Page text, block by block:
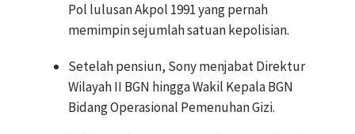
Pol lulusan Akpol 1991 yang pernah
memimpin sejumlah satuan kepolisian.
Setelah pensiun, Sony menjabat Direktur
Wilayah II BGN hingga Wakil Kepala BGN
Bidang Operasional Pemenuhan Gizi.